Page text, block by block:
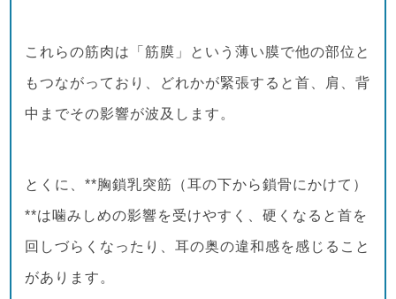
これらの筋肉は「筋膜」という薄い膜で他の部位と
もつながっており、どれかが緊張すると首、肩、背
中までその影響が波及します。
とくに、**胸鎖乳突筋（耳の下から鎖骨にかけて）
**は噛みしめの影響を受けやすく、硬くなると首を
回しづらくなったり、耳の奥の違和感を感じること
があります。